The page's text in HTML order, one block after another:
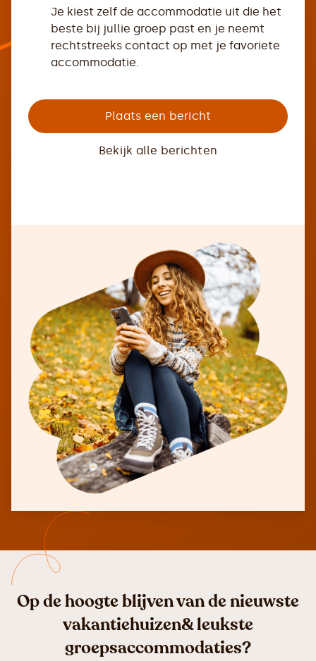
Je kiest zelf de accommodatie uit die het
beste bij jullie groep past en je neemt
rechtstreeks contact op met je favoriete
accommodatie.
Plaats een bericht
Bekijk alle berichten
Op de hoogte blijven van de nieuwste
vakantiehuizen& leukste
groepsaccommodaties?